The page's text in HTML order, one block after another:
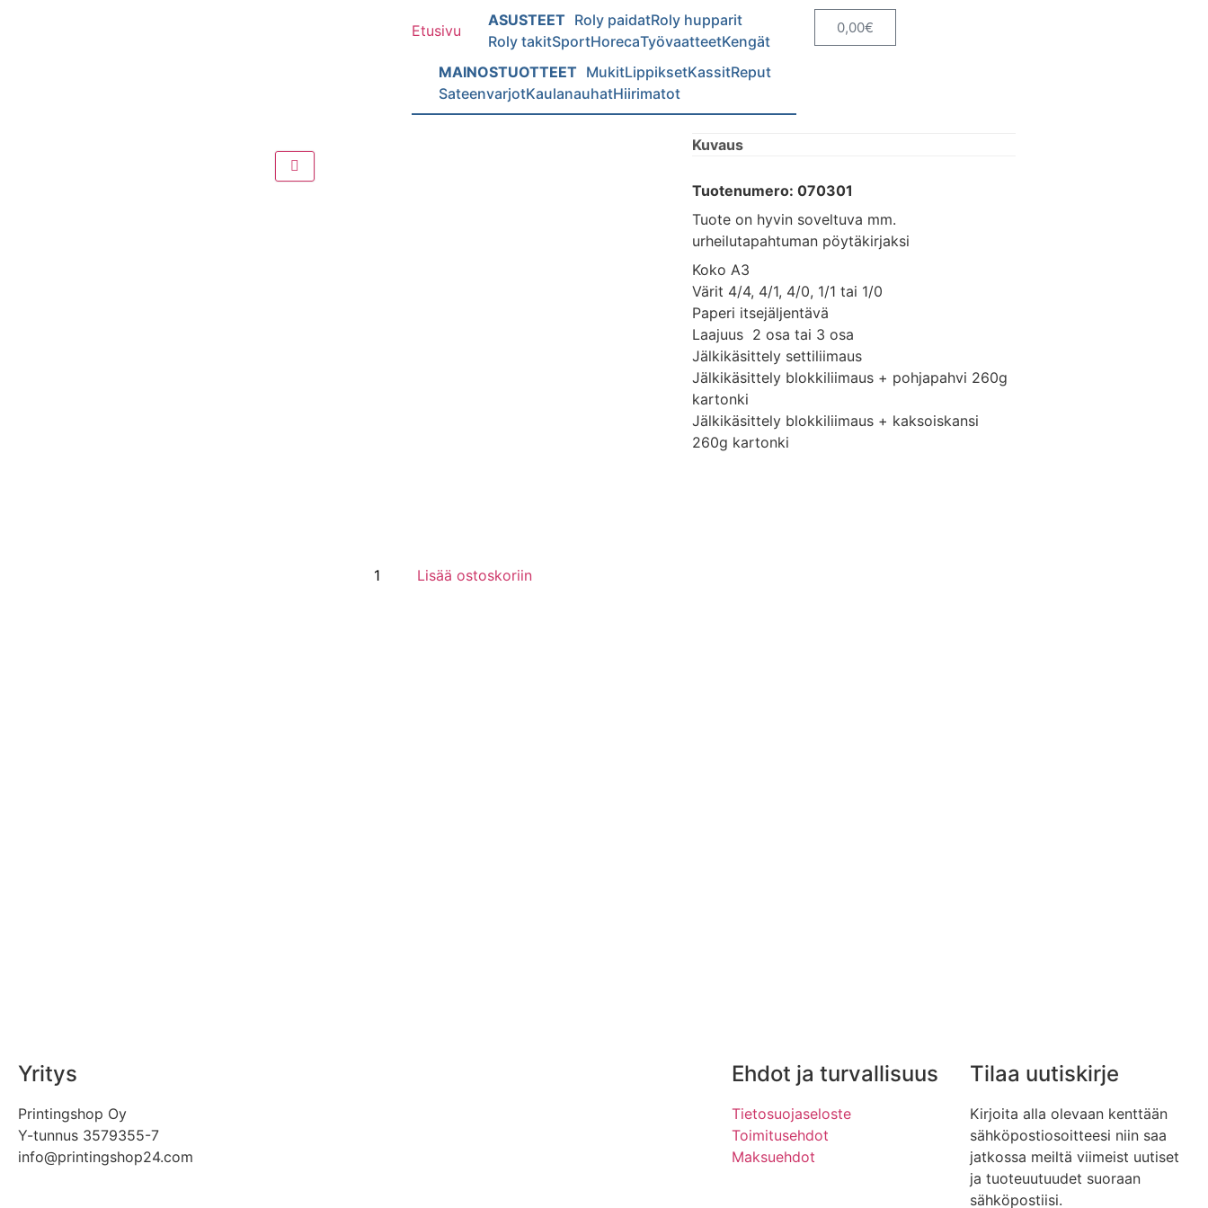
Etusivu
ASUSTEET Roly paidatRoly hupparit
Roly takitSportHorecaTyövaatteetKengät
MAINOSTUOTTEET MukitLippiksetKassitReput
SateenvarjotKaulanauhatHiirimatot
0,00€
Lisää ostoskoriin
Kuvaus
Tuotenumero: 070301
Tuote on hyvin soveltuva mm.
urheilutapahtuman pöytäkirjaksi
Koko A3
Värit 4/4, 4/1, 4/0, 1/1 tai 1/0
Paperi itsejäljentävä
Laajuus 2 osa tai 3 osa
Jälkikäsittely settiliimaus
Jälkikäsittely blokkiliimaus + pohjapahvi 260g
kartonki
Jälkikäsittely blokkiliimaus + kaksoiskansi
260g kartonki
Yritys
Printingshop Oy
Y-tunnus 3579355-7
info@printingshop24.com
Ehdot ja turvallisuus
Tietosuojaseloste
Toimitusehdot
Maksuehdot
Tilaa uutiskirje
Kirjoita alla olevaan kenttään
sähköpostiosoitteesi niin saa
jatkossa meiltä viimeist uutiset
ja tuoteuutuudet suoraan
sähköpostiisi.